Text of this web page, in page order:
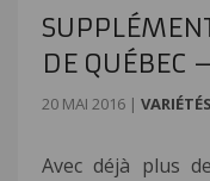
DE QUÉBEC
20 MAI 2016 | VARIÉTÉS
Avec déjà plus